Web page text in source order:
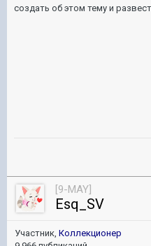
создать об этом тему и
[9-MAY]
Esq_SV
Участник, Коллекционер